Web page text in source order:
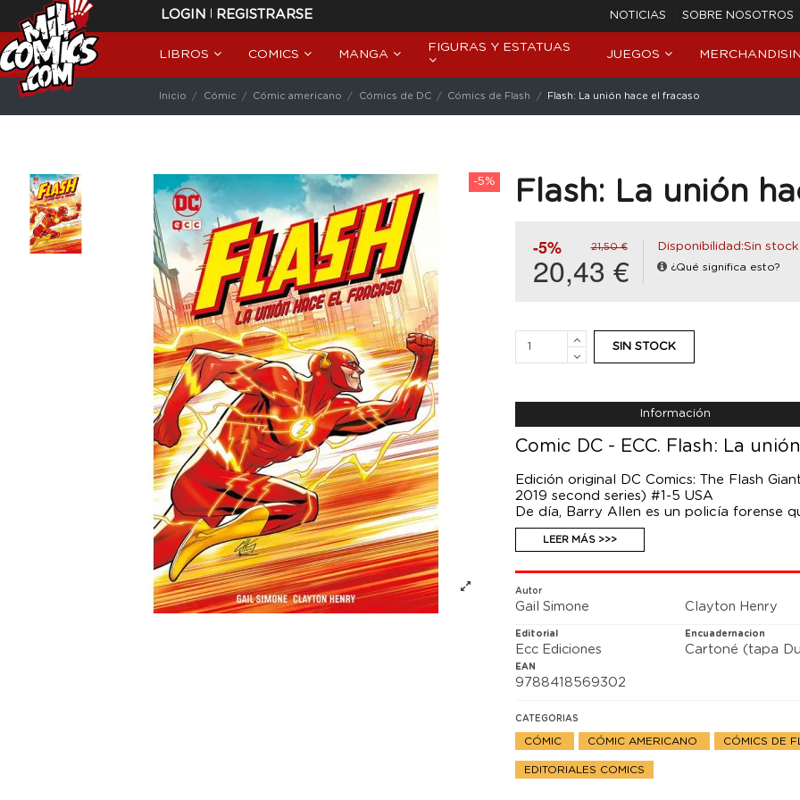
LOGIN | REGISTRARSE NOTICIAS SOBRE NOSOTROS
LIBROS COMICS MANGA
FIGURAS Y ESTATUAS
JUEGOS
Inicio Cómic Cómic americano Cómics de DC Cómics de Flash Flash: La unión hace el fracaso
-5% Flash: La unión
-5% 21,50 €
20,43 €
Disponibilidad:Sin stock
¿Qué significa esto?
SIN STOCK
Información
Comic DC - ECC. Flash: La
Edición original DC Comics: The Flash
2019 second series) #1-5 USA
De día, Barry Allen es un policía forense
que alguien corre peligro, acude más
Rápido del Mundo!
villanos como Ola de Calor, que ha
local. Flash es el único capaz de apagar
ambicioso cuyo premio fuera la ciudad
velocidad escritos por Gail Simone
Henry (Batman/Superman) que narran
de Calor, el Capitán Frío y muchos más
LEER MÁS >>>
Autor
Gail Simone Clayton Henry
Editorial
Ecc Ediciones
Encuadernacion
Cartoné (tapa
EAN
9788418569302
CATEGORIAS
CÓMIC CÓMIC AMERICANO CÓMICS DE
EDITORIALES COMICS